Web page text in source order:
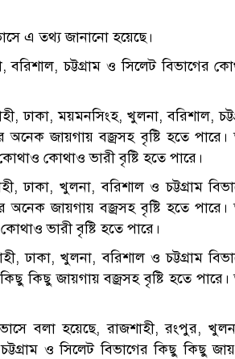
এ তথ্য জানানো হয়েছে।
বরিশাল, চট্টগ্রাম ও সিলেট বিভাগের
ঢাকা, ময়মনসিংহ, খুলনা, বরিশাল,
জায়গায় বজ্রসহ বৃষ্টি হতে পারে।
কোথাও ভারী বৃষ্টি হতে পারে।
ঢাকা, খুলনা, বরিশাল ও চট্টগ্রাম
জায়গায় বজ্রসহ বৃষ্টি হতে পারে।
ভারী বৃষ্টি হতে পারে।
ঢাকা, খুলনা, বরিশাল ও চট্টগ্রাম
কিছু জায়গায় বজ্রসহ বৃষ্টি হতে পারে।
বলা হয়েছে, রাজশাহী, রংপুর,
ও সিলেট বিভাগের কিছু কিছু